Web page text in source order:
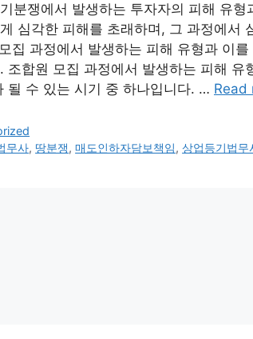
분쟁에서 발생하는 투자자의 피해 유
심각한 피해를 초래하며, 그 과정에서
집 과정에서 발생하는 피해 유형과 이
조합원 모집 과정에서 발생하는 피해
될 수 있는 시기 중 하나입니다. … Read
무사, 땅분쟁,매도인하자담보책임,상업등기법무